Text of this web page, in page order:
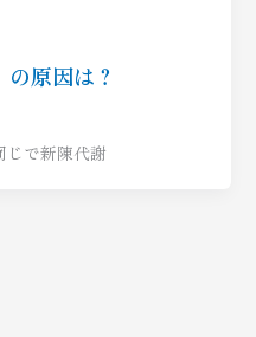
原因は？
で新陳代謝